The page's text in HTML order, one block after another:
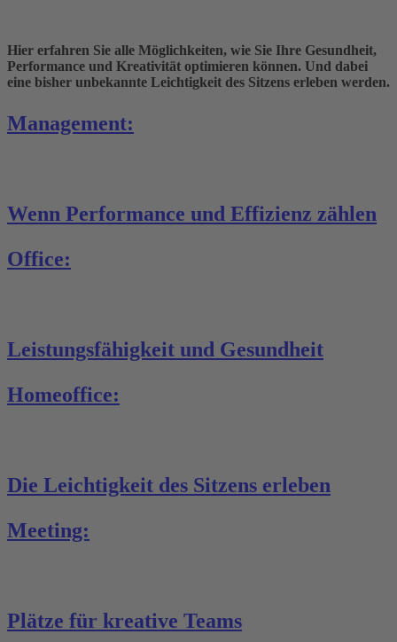
Hier erfahren Sie alle Möglichkeiten, wie Sie Ihre Gesundheit,
Performance und Kreativität optimieren können. Und dabei
eine bisher unbekannte Leichtigkeit des Sitzens erleben werden.
Management:
Wenn Performance und Effizienz zählen
Office:
Leistungsfähigkeit und Gesundheit
Homeoffice:
Die Leichtigkeit des Sitzens erleben
Meeting:
Plätze für kreative Teams